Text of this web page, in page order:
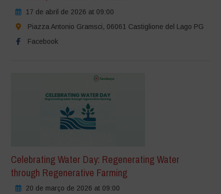
17 de abril de 2026 at 09:00
Piazza Antonio Gramsci, 06061 Castiglione del Lago PG
Facebook
Celebrating Water Day: Regenerating Water
through Regenerative Farming
20 de março de 2026 at 09:00